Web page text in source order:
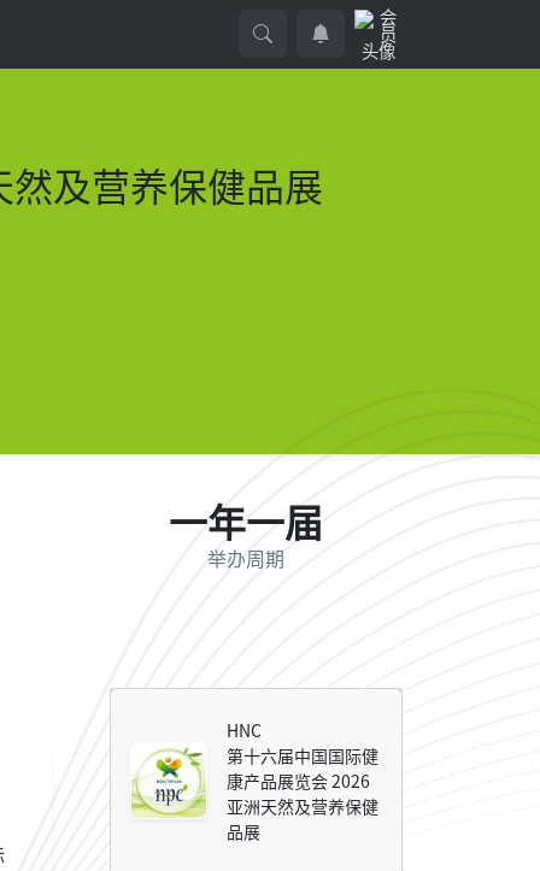
及营养保健品展
一年一届
举办周期
HNC
第十六届中国国际健
康产品展览会 2026
亚洲天然及营养保健
品展